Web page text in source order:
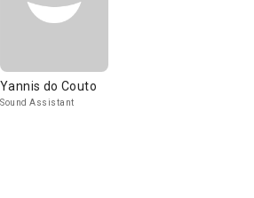
Yannis do Couto
Sound Assistant